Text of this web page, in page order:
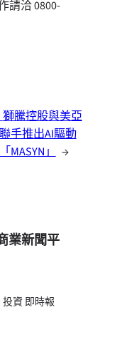
請洽 0800-
獅騰控股與美亞
手推出AI驅動
MASYN」
→
業新聞平
投資 即時報